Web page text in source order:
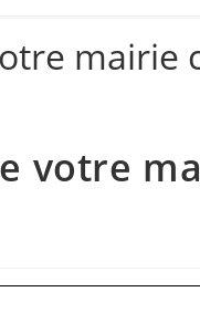
mairie
votre